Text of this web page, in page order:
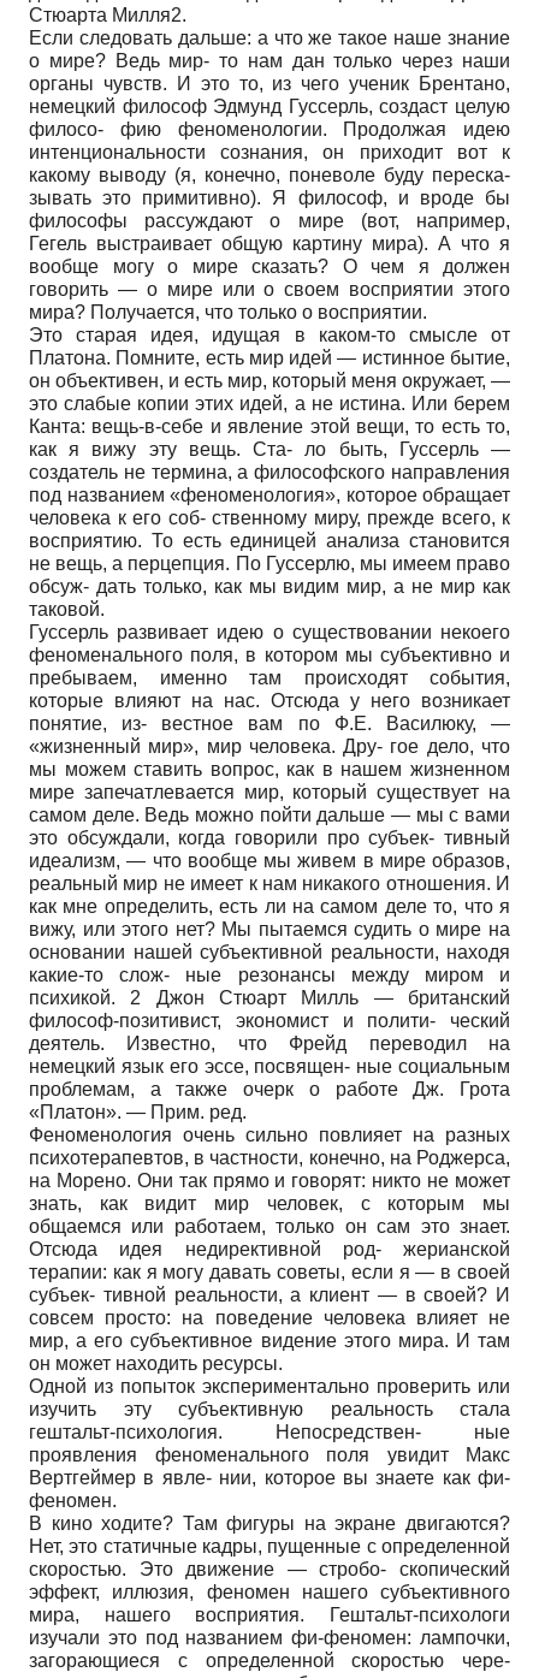
Стюарта Милля2.
Если следовать дальше: а что же такое наше знание
о мире? Ведь мир- то нам дан только через наши
органы чувств. И это то, из чего ученик Брентано,
немецкий философ Эдмунд Гуссерль, создаст целую
филосо- фию феноменологии. Продолжая идею
интенциональности сознания, он приходит вот к
какому выводу (я, конечно, поневоле буду переска-
зывать это примитивно). Я философ, и вроде бы
философы рассуждают о мире (вот, например,
Гегель выстраивает общую картину мира). А что я
вообще могу о мире сказать? О чем я должен
говорить — о мире или о своем восприятии этого
мира? Получается, что только о восприятии.
Это старая идея, идущая в каком-то смысле от
Платона. Помните, есть мир идей — истинное бытие,
он объективен, и есть мир, который меня окружает, —
это слабые копии этих идей, а не истина. Или берем
Канта: вещь-в-себе и явление этой вещи, то есть то,
как я вижу эту вещь. Ста- ло быть, Гуссерль —
создатель не термина, а философского направления
под названием «феноменология», которое обращает
человека к его соб- ственному миру, прежде всего, к
восприятию. То есть единицей анализа становится
не вещь, а перцепция. По Гуссерлю, мы имеем право
обсуж- дать только, как мы видим мир, а не мир как
таковой.
Гуссерль развивает идею о существовании некоего
феноменального поля, в котором мы субъективно и
пребываем, именно там происходят события,
которые влияют на нас. Отсюда у него возникает
понятие, из- вестное вам по Ф.Е. Василюку, —
«жизненный мир», мир человека. Дру- гое дело, что
мы можем ставить вопрос, как в нашем жизненном
мире запечатлевается мир, который существует на
самом деле. Ведь можно пойти дальше — мы с вами
это обсуждали, когда говорили про субъек- тивный
идеализм, — что вообще мы живем в мире образов,
реальный мир не имеет к нам никакого отношения. И
как мне определить, есть ли на самом деле то, что я
вижу, или этого нет? Мы пытаемся судить о мире на
основании нашей субъективной реальности, находя
какие-то слож- ные резонансы между миром и
психикой. 2 Джон Стюарт Милль — британский
философ-позитивист, экономист и полити- ческий
деятель. Известно, что Фрейд переводил на
немецкий язык его эссе, посвящен- ные социальным
проблемам, а также очерк о работе Дж. Грота
«Платон». — Прим. ред.
Феноменология очень сильно повлияет на разных
психотерапевтов, в частности, конечно, на Роджерса,
на Морено. Они так прямо и говорят: никто не может
знать, как видит мир человек, с которым мы
общаемся или работаем, только он сам это знает.
Отсюда идея недирективной род- жерианской
терапии: как я могу давать советы, если я — в своей
субъек- тивной реальности, а клиент — в своей? И
совсем просто: на поведение человека влияет не
мир, а его субъективное видение этого мира. И там
он может находить ресурсы.
Одной из попыток экспериментально проверить или
изучить эту субъективную реальность стала
гештальт-психология. Непосредствен- ные
проявления феноменального поля увидит Макс
Вертгеймер в явле- нии, которое вы знаете как фи-
феномен.
В кино ходите? Там фигуры на экране двигаются?
Нет, это статичные кадры, пущенные с определенной
скоростью. Это движение — стробо- скопический
эффект, иллюзия, феномен нашего субъективного
мира, нашего восприятия. Гештальт-психологи
изучали это под названием фи-феномен: лампочки,
загорающиеся с определенной скоростью чере-